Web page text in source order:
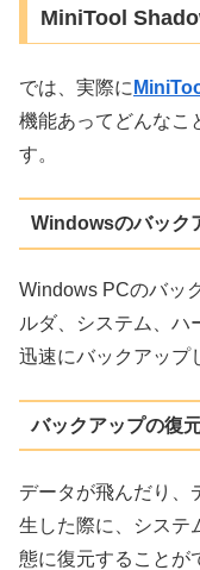
MiniTool
では、実際に
機能あってどんなこ
す。
Windowsのバック
Windows PCのバッ
ルダ、システム、ハ
迅速にバックアップ
バックアップの復
データが飛んだり、
生した際に、システ
態に復元することが